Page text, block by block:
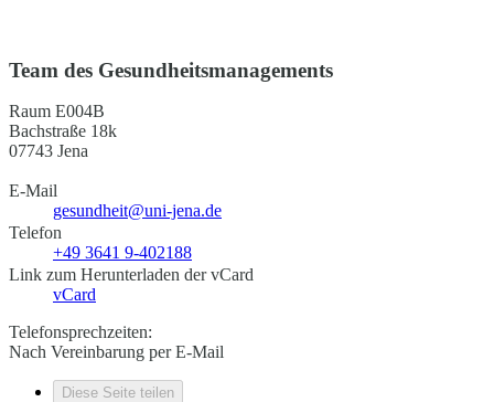
Team des Gesundheitsmanagements
Raum E004B
Bachstraße 18k
07743 Jena
E-Mail
gesundheit@uni-jena.de
Telefon
+49 3641 9-402188
Link zum Herunterladen der vCard
vCard
Telefonsprechzeiten:
Nach Vereinbarung per E-Mail
Diese Seite teilen